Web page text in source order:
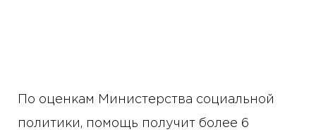
По оценкам Министерства социальной
политики, помощь получит более 6